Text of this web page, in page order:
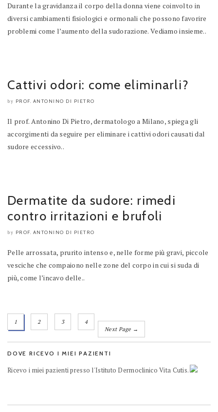
Durante la gravidanza il corpo della donna viene coinvolto in
diversi cambiamenti fisiologici e ormonali che possono favorire
problemi come l’aumento della sudorazione. Vediamo insieme..
Cattivi odori: come eliminarli?
by PROF. ANTONINO DI PIETRO
Il prof. Antonino Di Pietro, dermatologo a Milano, spiega gli
accorgimenti da seguire per eliminare i cattivi odori causati dal
sudore eccessivo..
Dermatite da sudore: rimedi
contro irritazioni e brufoli
by PROF. ANTONINO DI PIETRO
Pelle arrossata, prurito intenso e, nelle forme più gravi, piccole
vesciche che compaiono nelle zone del corpo in cui si suda di
più, come l’incavo delle..
1 2 3
4
Next Page →
DOVE RICEVO I MIEI PAZIENTI
Ricevo i miei pazienti presso l'Istituto Dermoclinico Vita Cutis.